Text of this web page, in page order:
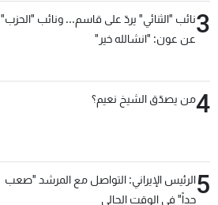
3نائب "الثنائي" يردّ على قاسم... ونائب "الحزب"
عن عون: "انشالله خير"
4من يصدّق الشيخ نعيم؟
5الرئيس الإيراني: التواصل مع المرشد "صعب
جداً" في الوقت الحالي